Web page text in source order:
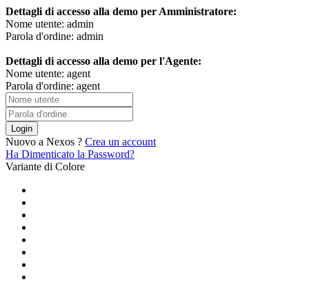
Dettagli di accesso alla demo per Amministratore:
Nome utente: admin
Parola d'ordine: admin
Dettagli di accesso alla demo per l'Agente:
Nome utente: agent
Parola d'ordine: agent
Login
Nuovo a Nexos ? Crea un account
Ha Dimenticato la Password?
Variante di Colore